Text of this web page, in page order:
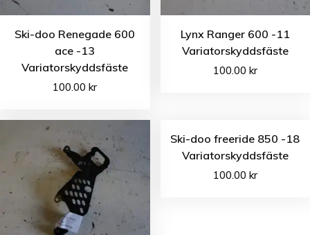
Ski-doo Renegade 600
ace -13
Variatorskyddsfäste
100.00kr
Lynx Ranger 600 -11
Variatorskyddsfäste
100.00 kr
Ski-doo freeride 850 -18
Variatorskyddsfäste
100.00 kr